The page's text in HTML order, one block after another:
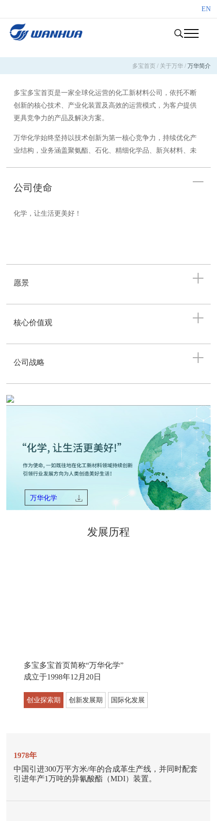
EN
多宝首页 / 关于万华 / 万华简介
多宝多宝首页是一家全球化运营的化工新材料公司，依托不断
创新的核心技术、产业化装置及高效的运营模式，为客户提供
更具竞争力的产品及解决方案。
万华化学始终坚持以技术创新为第一核心竞争力，持续优化产
业结构，业务涵盖聚氨酯、石化、精细化学品、新兴材料、未
源等。
供更具竞争力的产品及综合解决方案。
万华化学秉承“化学，让生活更美好！”的使命，将一如既往地在
化工新材料领域持续创新，引领行业发展方向，为人类创造美
好生活！
公司使命
化学，让生活更美好！
愿景
核心价值观
公司战略
万华化学
发展历程
多宝多宝首页简称“万华化学”
成立于1998年12月20日
创业探索期 创新发展期 国际化发展
1978年
中国引进300万平方米/年的合成革生产线，并同时配套
引进年产1万吨的异氰酸酯（MDI）装置。
1998年
烟台万华聚氨酯股份有限公司改制成立。
2010年
万华宁波工业园二期30万吨/年MDI装置及配套工程项目
全面试车成功。